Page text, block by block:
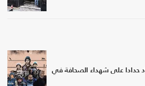
حدادا على شهداء الصحافة في